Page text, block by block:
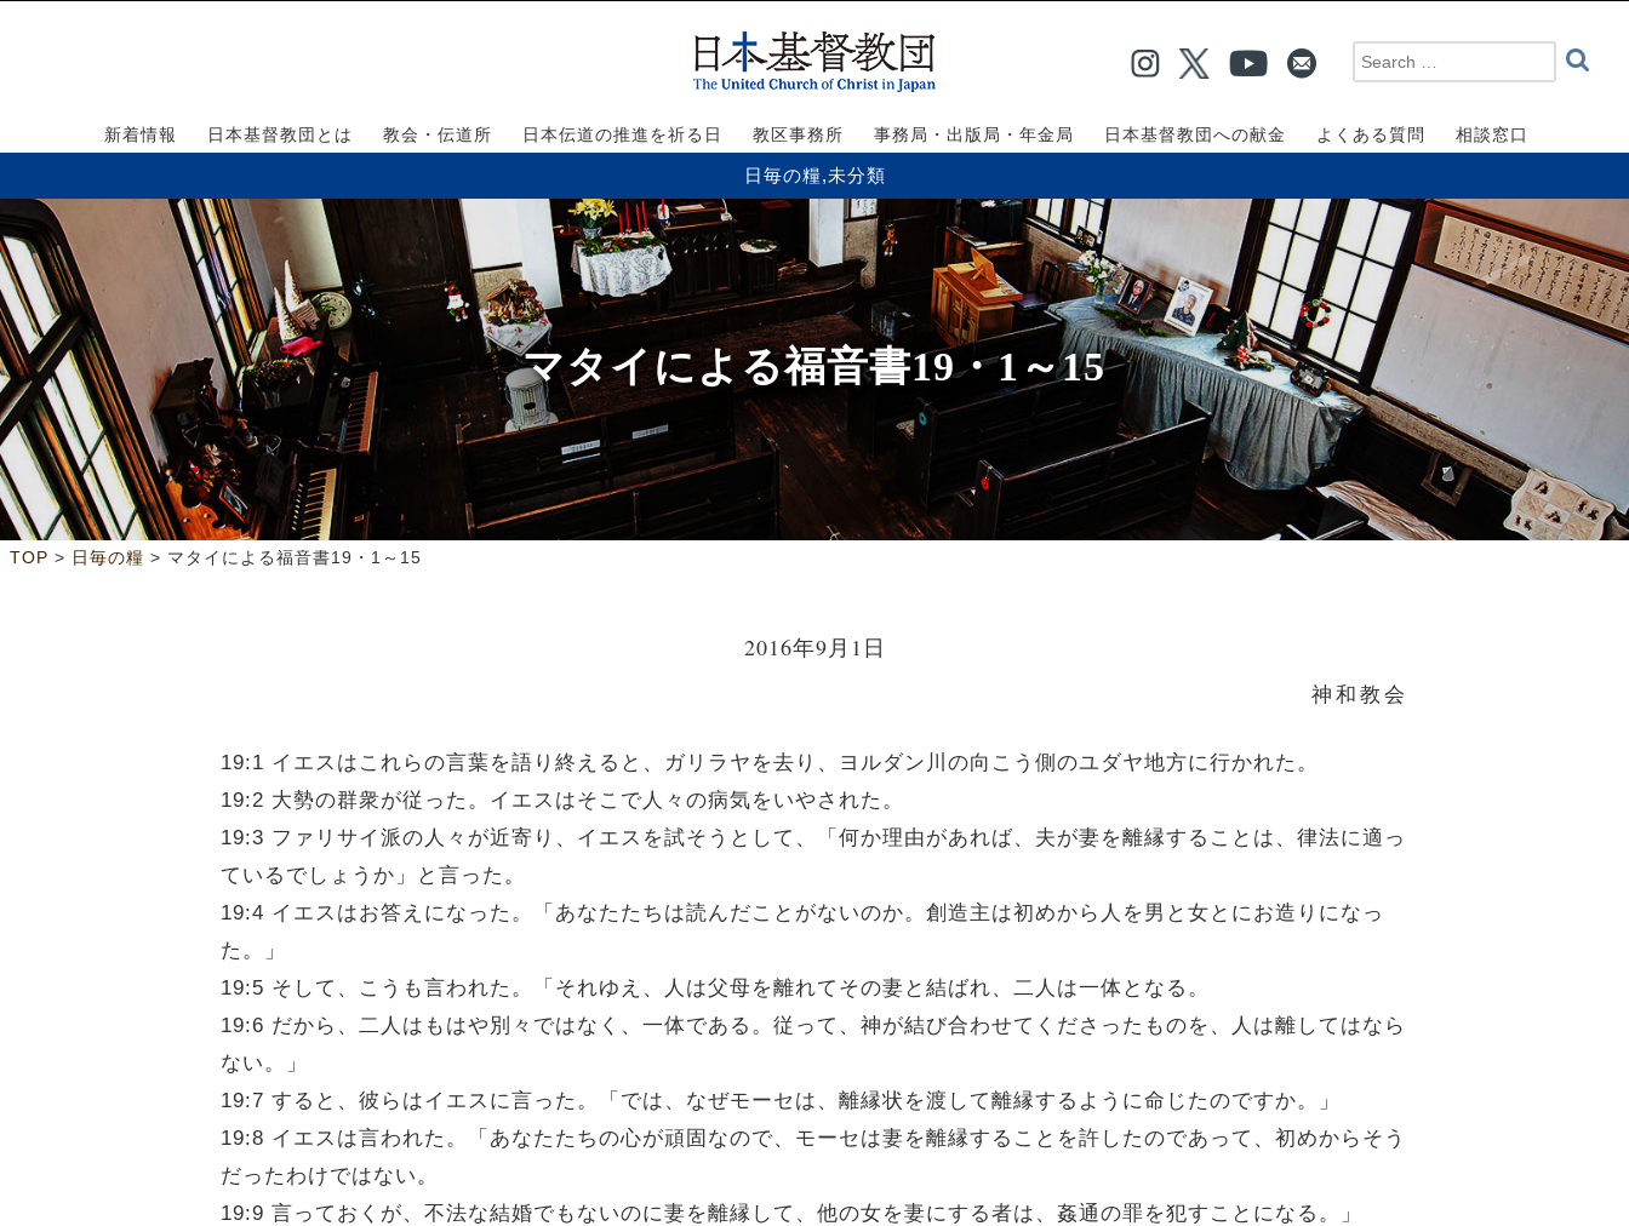
新着情報 日本基督教団とは 教会・伝道所 日本伝道の推進を祈る日 教区事務所 事務局・出版局・年金局 日本基督教団への献金 よくある質問 相談窓口
日毎の糧,未分類
マタイによる福音書19・1～15
TOP > 日毎の糧 > マタイによる福音書19・1～15
2016年9月1日
神和教会
19:1 イエスはこれらの言葉を語り終えると、ガリラヤを去り、ヨルダン川の向こう側のユダヤ地方に行かれた。
19:2 大勢の群衆が従った。イエスはそこで人々の病気をいやされた。
19:3 ファリサイ派の人々が近寄り、イエスを試そうとして、「何か理由があれば、夫が妻を離縁することは、律法に適っ
ているでしょうか」と言った。
19:4 イエスはお答えになった。「あなたたちは読んだことがないのか。創造主は初めから人を男と女とにお造りになっ
た。」
19:5 そして、こうも言われた。「それゆえ、人は父母を離れてその妻と結ばれ、二人は一体となる。
19:6 だから、二人はもはや別々ではなく、一体である。従って、神が結び合わせてくださったものを、人は離してはなら
ない。」
19:7 すると、彼らはイエスに言った。「では、なぜモーセは、離縁状を渡して離縁するように命じたのですか。」
19:8 イエスは言われた。「あなたたちの心が頑固なので、モーセは妻を離縁することを許したのであって、初めからそう
だったわけではない。
19:9 言っておくが、不法な結婚でもないのに妻を離縁して、他の女を妻にする者は、姦通の罪を犯すことになる。」